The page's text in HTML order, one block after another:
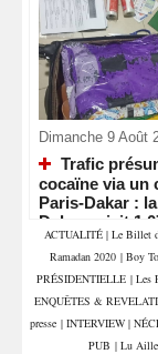
Dimanche 9 Août
Trafic
cocaïne via un
Paris-Dakar :
Dakar saisit
drogue et
commerçants
ACTUALITÉ | Le Billet
Ramadan 2020 | Boy
PRÉSIDENTIELLE | Les
ENQUÊTES &
presse | INTERVIEW |
PUB | Lu